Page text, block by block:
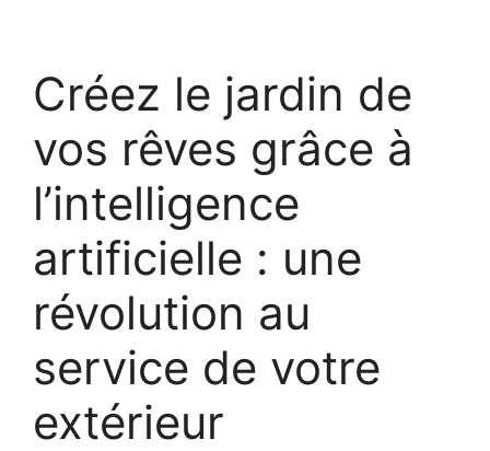
Créez le jardin de
vos rêves grâce à
l’intelligence
artificielle : une
révolution au
service de votre
extérieur